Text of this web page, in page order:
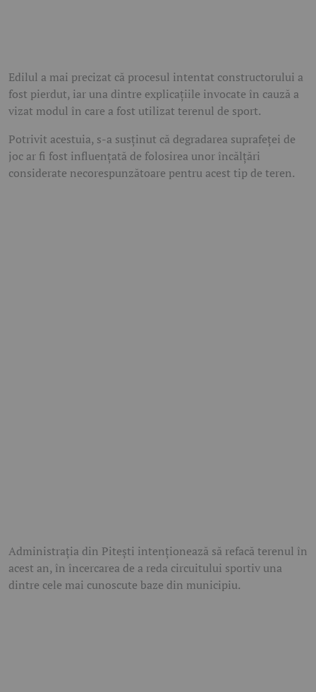
Edilul a mai precizat că procesul intentat constructorului a
fost pierdut, iar una dintre explicațiile invocate în cauză a
vizat modul în care a fost utilizat terenul de sport.
Potrivit acestuia, s-a susținut că degradarea suprafeței de
joc ar fi fost influențată de folosirea unor încălțări
considerate necorespunzătoare pentru acest tip de teren.
Administrația din Pitești intenționează să refacă terenul în
acest an, în încercarea de a reda circuitului sportiv una
dintre cele mai cunoscute baze din municipiu.